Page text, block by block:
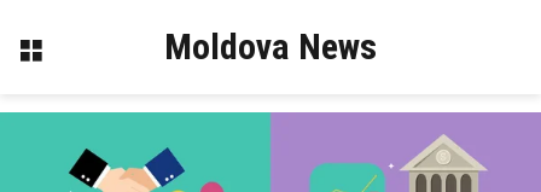
Menu Moldova News